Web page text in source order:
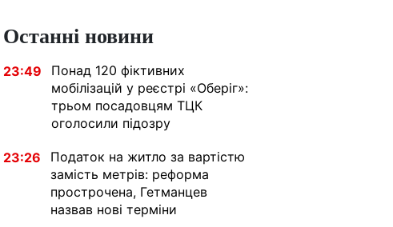
Останні новини
23:49
Понад 120 фіктивних
мобілізацій у реєстрі «Оберіг»:
трьом посадовцям ТЦК
оголосили підозру
23:26
Податок на житло за вартістю
замість метрів: реформа
прострочена, Гетманцев
назвав нові терміни